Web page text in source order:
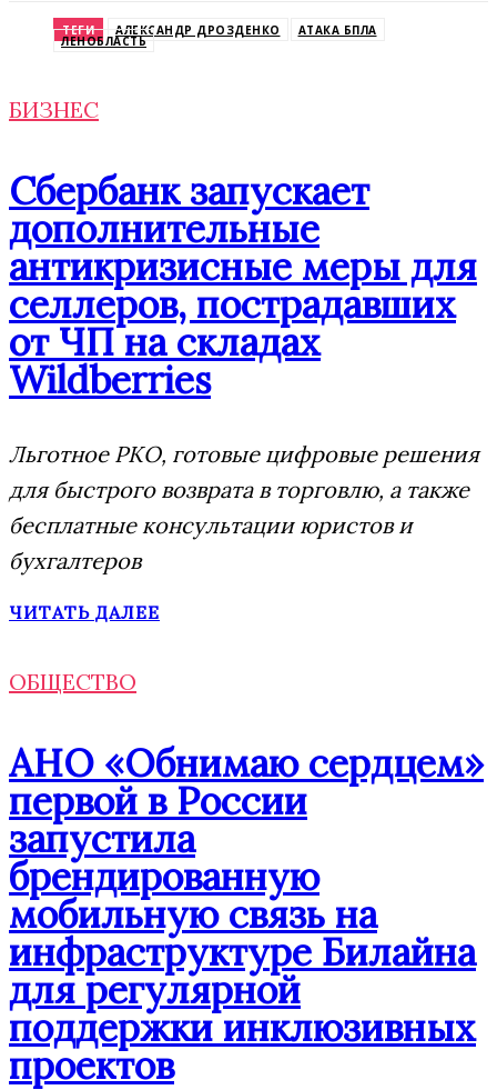
ТЕГИ АЛЕКСАНДР ДРОЗДЕНКО АТАКА БПЛА
ЛЕНОБЛАСТЬ
БИЗНЕС
Сбербанк запускает
дополнительные
антикризисные меры для
селлеров, пострадавших
от ЧП на складах
Wildberries
Льготное РКО, готовые цифровые решения
для быстрого возврата в торговлю, а также
бесплатные консультации юристов и
бухгалтеров
ЧИТАТЬ ДАЛЕЕ
ОБЩЕСТВО
АНО «Обнимаю сердцем»
первой в России
запустила
брендированную
мобильную связь на
инфраструктуре Билайна
для регулярной
поддержки инклюзивных
проектов